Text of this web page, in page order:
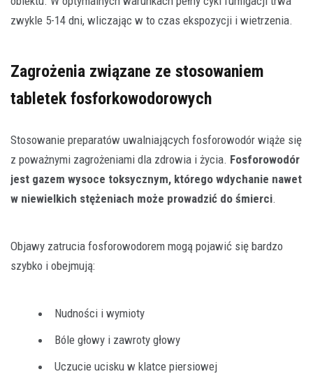
zwykle 5-14 dni, wliczając w to czas ekspozycji i wietrzenia.
Zagrożenia związane ze stosowaniem
tabletek fosforkowodorowych
Stosowanie preparatów uwalniających fosforowodór wiąże się
z poważnymi zagrożeniami dla zdrowia i życia. Fosforowodór
jest gazem wysoce toksycznym, którego wdychanie nawet
w niewielkich stężeniach może prowadzić do śmierci.
Objawy zatrucia fosforowodorem mogą pojawić się bardzo
szybko i obejmują:
Nudności i wymioty
Bóle głowy i zawroty głowy
Uczucie ucisku w klatce piersiowej